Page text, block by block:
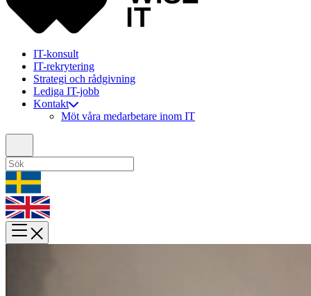
IT-konsult
IT-rekrytering
Strategi och rådgivning
Lediga IT-jobb
Kontakt
Möt våra medarbetare inom IT